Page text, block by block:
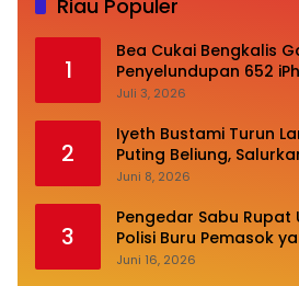
Riau Populer
1
Bea Cukai Bengkalis
Penyelundupan 652
Oceanna 5
Juli 3, 2026
2
Iyeth Bustami Turun
Puting Beliung,
Desak Perbaikan
Juni 8, 2026
3
Pengedar Sabu
Polisi Buru Pemasok
Juni 16, 2026